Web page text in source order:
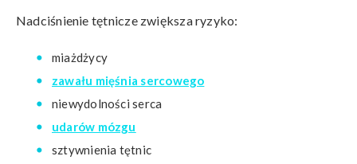
Nadciśnienie tętnicze zwiększa ryzyko:
miażdżycy
zawału mięśnia sercowego
niewydolności serca
udarów mózgu
sztywnienia tętnic